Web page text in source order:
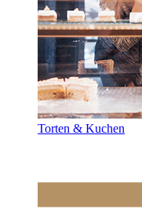
Torten & Kuchen